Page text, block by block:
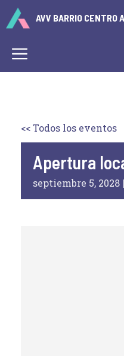
Saltar
AVV BARRIO CENTRO
Menú
<< Todos los eventos
Apertura
septiembre 5, 2028